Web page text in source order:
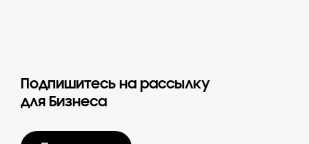
Подпишитесь на рассылку
для Бизнеса